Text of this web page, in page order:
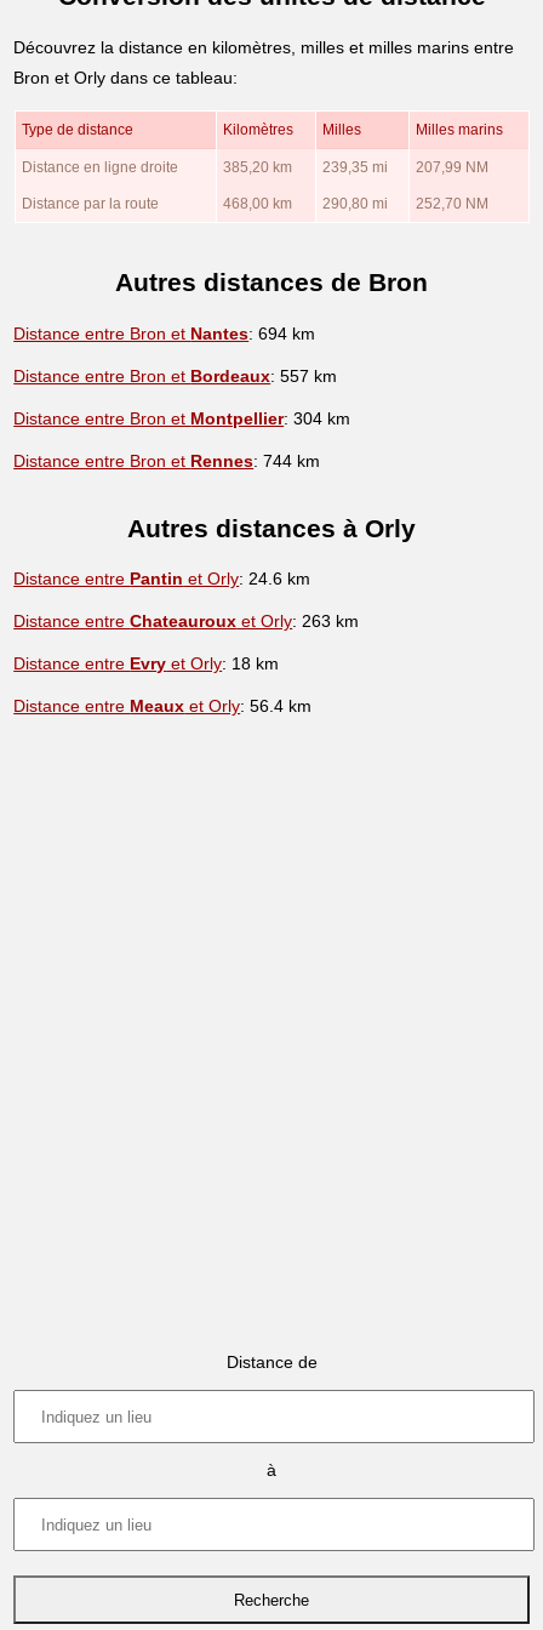
Découvrez la distance en kilomètres, milles et milles marins entre
Bron et Orly dans ce tableau:
Type de distance Kilomètres Milles Milles marins
Distance en ligne droite 385,20 km 239,35 mi 207,99 NM
Distance par la route 468,00 km 290,80 mi 252,70 NM
Autres distances de Bron
Distance entre Bron et Nantes: 694 km
Distance entre Bron et Bordeaux: 557 km
Distance entre Bron et Montpellier: 304 km
Distance entre Bron et Rennes: 744 km
Autres distances à Orly
Distance entre Pantin et Orly: 24.6 km
Distance entreChateauroux et Orly: 263 km
Distance entre Evry et Orly: 18 km
Distance entre Meaux et Orly: 56.4 km
Distance de
à